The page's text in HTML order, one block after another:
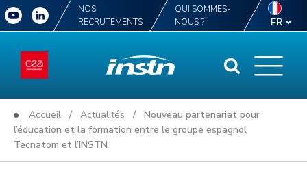
NOS
RECRUTEMENTS
QUI SOMMES-
NOUS ?
Accueil / Actualités / Nouveau partenariat pour
l’éducation et la formation entre le groupe espagnol
Tecnatom et l’INSTN